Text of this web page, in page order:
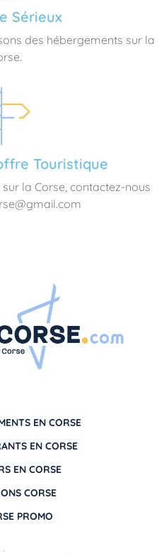
Sérieux
des hébergements sur la
Touristique
la Corse, contactez-nous
EN CORSE
EN CORSE
EN CORSE
CORSE
PROMO